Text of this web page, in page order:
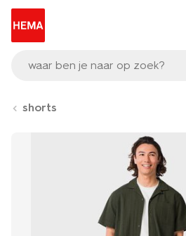
waar ben je naar op zoek?
shorts